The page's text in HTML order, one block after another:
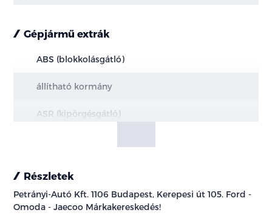
Gépjármű extrák
ABS (blokkolásgátló)
állítható kormány
ASR (kipörgésgátló)
csomag rögzítő
Részletek
Petrányi-Autó Kft. 1106 Budapest, Kerepesi út 105. Ford -
Omoda - Jaecoo Márkakereskedés!